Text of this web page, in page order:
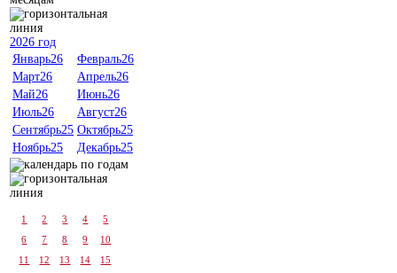
2026 год
Январь26
Февраль26
Март26
Апрель26
Май26
Июнь26
Июль26
Август26
Сентябрь25 Октябрь25
Ноябрь25
Декабрь25
1 2 3 4
5
6
7 8 9
10
11
12 13 14 15